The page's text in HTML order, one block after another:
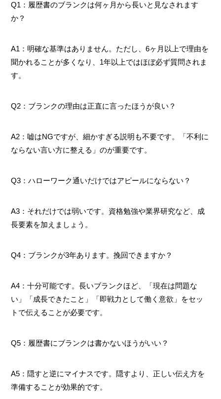
Q1：履歴書のブランクは何ヶ月から長いと見なされます
か？
A1：明確な基準はありません。ただし、6ヶ月以上で理由を
聞かれることが多くなり、1年以上ではほぼ必ず質問されま
す。
Q2：ブランクの理由は正直に言ったほうが良い？
A2：嘘はNGですが、細かすぎる説明も不要です。「不利に
ならない言い方に整える」のが重要です。
Q3：ハローワーク通いだけではアピールにならない？
A3：それだけでは弱いです。資格勉強や業界研究など、成
長要素を加えましょう。
Q4：ブランクが3年あります。挽回できますか？
A4：十分可能です。長いブランクほど、「現在は問題な
い」「成長できたこと」「即戦力として働く意欲」をセッ
トで伝えることが必要です。
Q5：履歴書にブランクは書かないほうがいい？
A5：隠すと逆にマイナスです。隠すより、正しい伝え方を
準備することが効果的です。